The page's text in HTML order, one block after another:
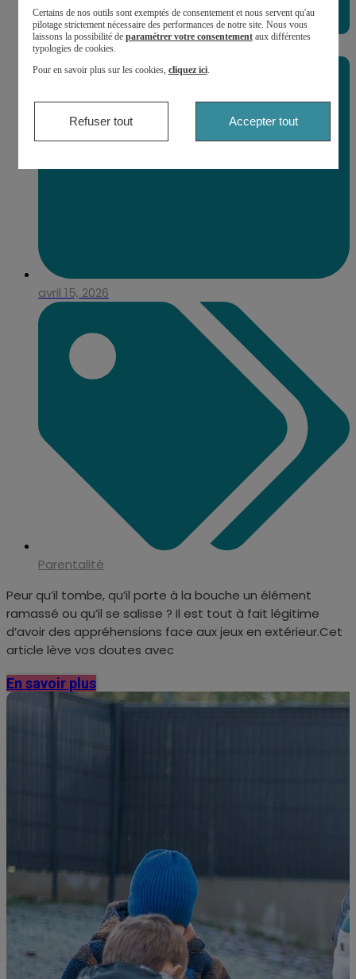
avril 15, 2026
Parentalité
Peur qu’il tombe, qu’il porte à la bouche un élément
ramassé ou qu’il se salisse ? Il est tout à fait légitime
d’avoir des appréhensions face aux jeux en extérieur.Cet
article lève vos doutes avec
En savoir plus
Certains de nos outils sont exemptés de consentement et nous servent qu'au
pilotage strictement nécessaire des performances de notre site. Nous vous
laissons la possibilité de paramétrer votre consentementaux différentes
typologies de cookies.
Pour en savoir plus sur les cookies, cliquez ici.
Refuser tout Accepter tout